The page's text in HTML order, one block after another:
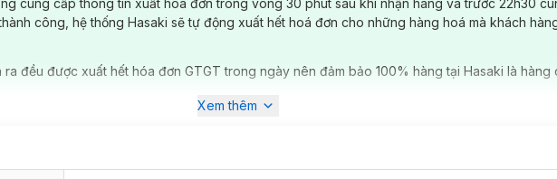
công, hệ thống Hasaki sẽ tự động xuất hết hoá đơn cho những hàng hoá mà khách
ra đều được xuất hết hóa đơn GTGT trong ngày nên đảm bảo 100% hàng tại Hasaki là hàng
Xem thêm